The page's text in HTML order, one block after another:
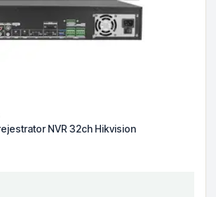
NVR 32ch Hikvision